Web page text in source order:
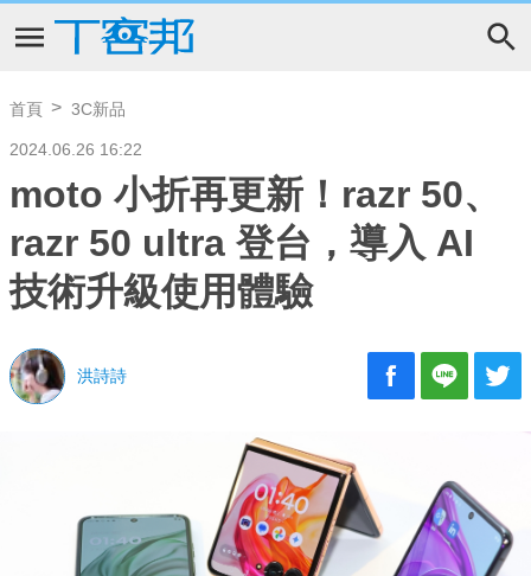
首頁 3C新品
2024.06.26 16:22
moto 小折再更新！razr 50、
razr 50 ultra 登台，導入 AI
技術升級使用體驗
洪詩詩